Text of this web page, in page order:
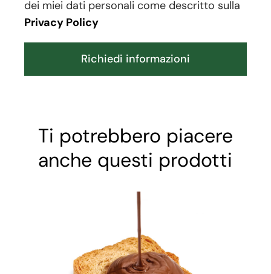
dei miei dati personali come descritto sulla
Privacy Policy
Richiedi informazioni
Ti potrebbero piacere
anche questi prodotti